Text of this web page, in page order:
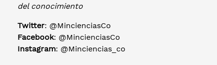
del conocimiento
Twitter: @MincienciasCo
Facebook: @MincienciasCo
Instagram: @Minciencias_co